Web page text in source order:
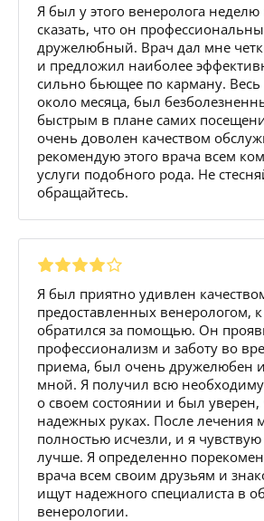
Я был у этого венеролога неделю
сказать, что он
дружелюбный. Врач дал мне
и предложил наиболее
сильно бьющее по карману. Весь
около месяца, был
быстрым в плане самих
очень доволен качеством
рекомендую этого врача всем
услуги подобного рода. Не
обращайтесь.
Я был приятно удивлен
предоставленных венерологом,
обратился за помощью. Он
профессионализм и заботу во
приема, был очень дружелюбен
мной. Я получил всю
о своем состоянии и был уверен,
надежных руках. После лечения
полностью исчезли, и я
лучше. Я определенно
врача всем своим друзьям и
ищут надежного специалиста в
венерологии.